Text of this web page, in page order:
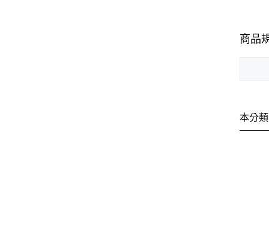
商品
本分